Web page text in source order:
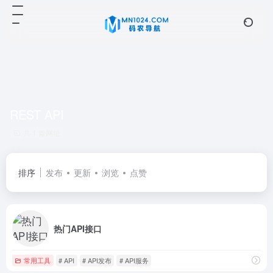
排序 发布 更新 浏览 点赞
热门API接口
常用工具 # API # API发布 # API服务